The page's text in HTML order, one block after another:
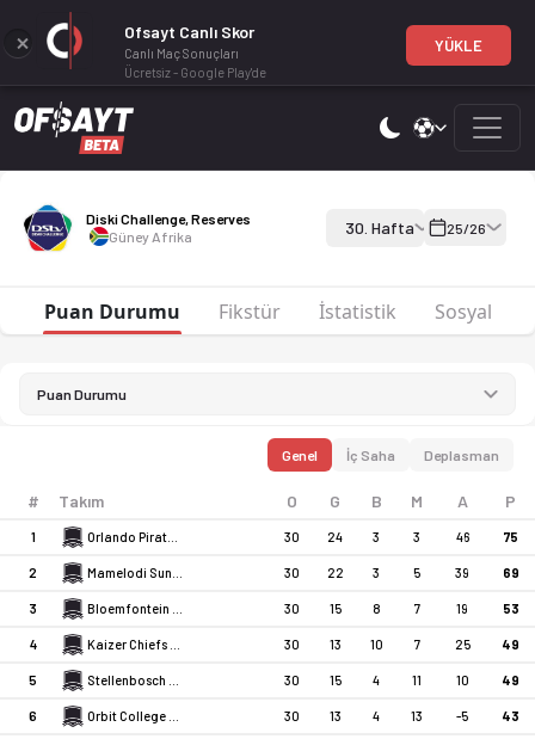
Diski Challenge, Reserves 25-26 sezonu puan durumu,
Diski Challenge, Reserves
Güney Afrika
30. Hafta 25/26
Puan Durumu Fikstür İstatistik Sosyal
Puan Durumu
Genel İç Saha Deplasman
# Takım O G B M A P
1 30 24 3 3 46 75
2 30 22 3 5 39 69
3 30 15 8 7 19 53
4 30 13 10 7 25 49
5 30 15 4 11 10 49
6 30 13 4 13 -5 43
Ofsayt Canlı Skor
Canlı Maç Sonuçları
Ücretsiz - Google Play'de
YÜKLE